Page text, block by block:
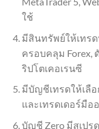
ใช้
มีสินทรัพย์ให้เทรด
ครอบคลุม
ริปโตเคอเรนซี
มีบัญชีเทรดให้เลื
และเทรดเดอร์มือ
บัญชี Zero มีสเปร